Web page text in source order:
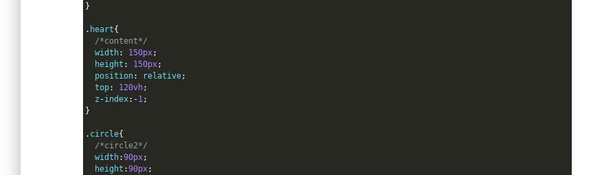
}
. heart{
/*content*/
  width
: 150px;
  height
: 150px;
  position
: relative;
  top
: 120vh;
  z
-index:-1;
}
. circle{
/*circle2*/
  width
:90px;
  height
:90px;